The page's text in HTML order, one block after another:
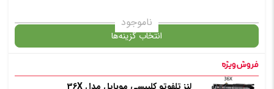
ناموجود
انتخاب گزینه‌ها